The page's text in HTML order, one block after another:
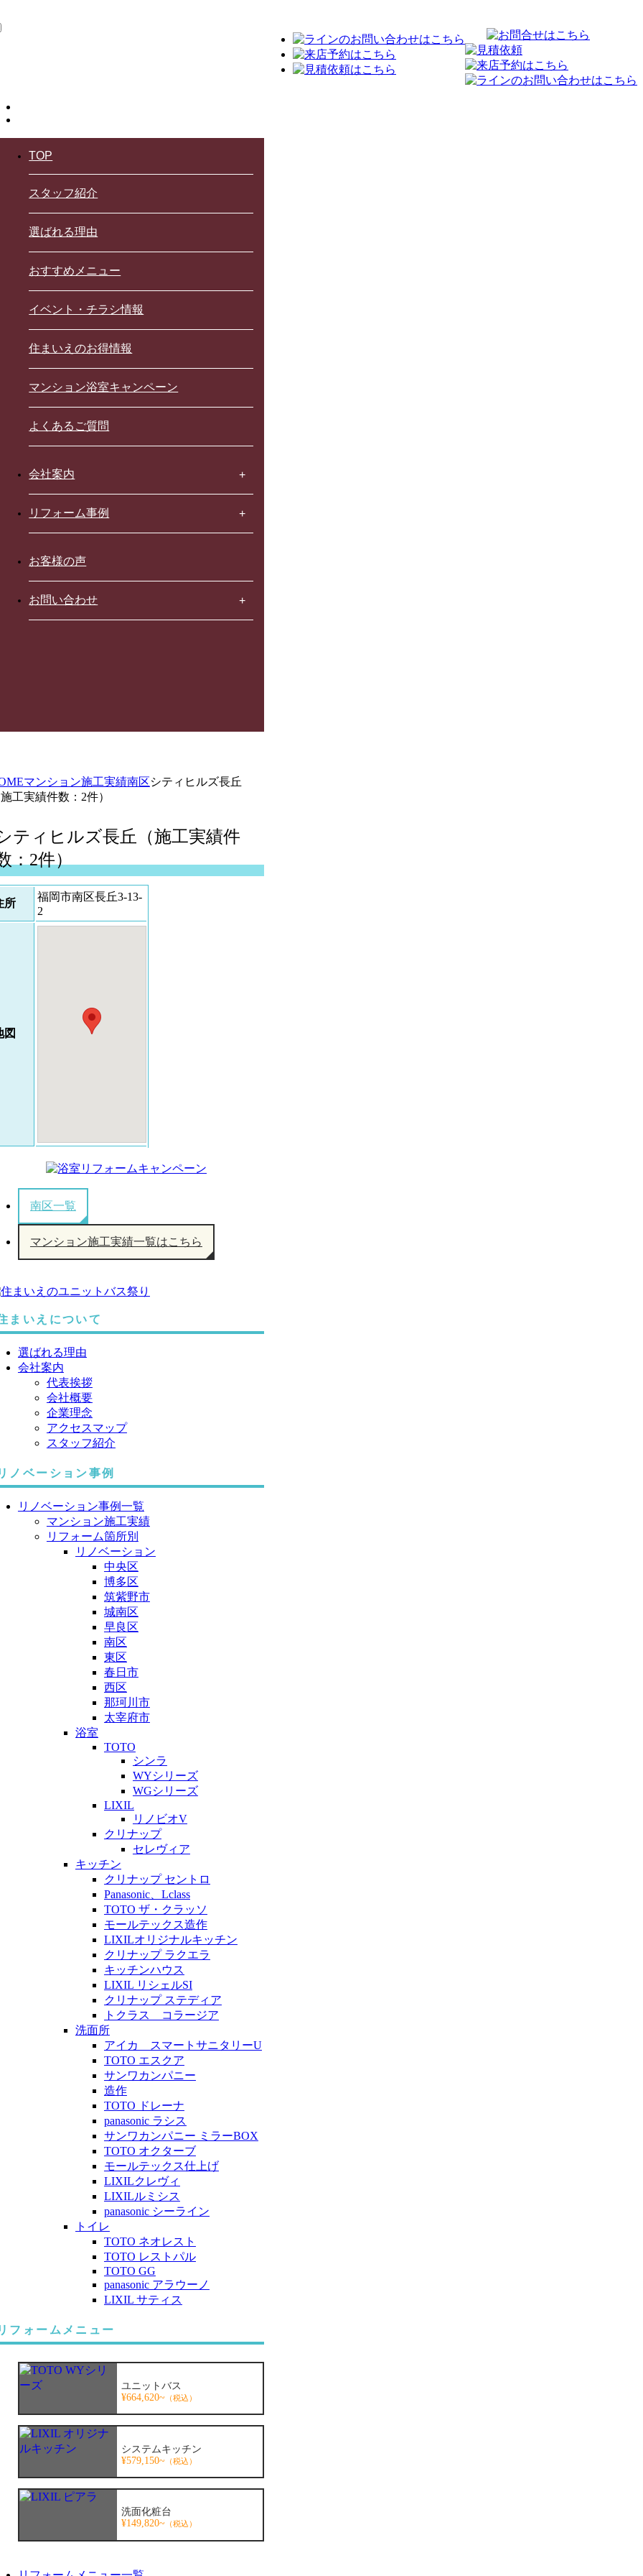
TOP
スタッフ紹介
選ばれる理由
おすすめメニュー
イベント・チラシ情報
住まいえのお得情報
マンション浴室キャンペーン
よくあるご質問
会社案内
リフォーム事例
お客様の声
お問い合わせ
マンション施工実績南区シティヒルズ長丘
工実績件数：2件）
ティヒルズ長丘（施工実績件
：2件）
所
福岡市南区長丘3-13-
2
図
南区一覧
マンション施工実績一覧はこちら
まいえについて
選ばれる理由
会社案内
代表挨拶
会社概要
企業理念
アクセスマップ
スタッフ紹介
ノベーション事例
リノベーション事例一覧
マンション施工実績
リフォーム箇所別
リノベーション
中央区
博多区
筑紫野市
城南区
早良区
南区
東区
春日市
西区
那珂川市
太宰府市
浴室
TOTO
シンラ
WYシリーズ
WGシリーズ
LIXIL
リノビオV
クリナップ
セレヴィア
キッチン
クリナップ セントロ
Panasonic、Lclass
TOTO ザ・クラッソ
モールテックス造作
LIXILオリジナルキッチン
クリナップ ラクエラ
キッチンハウス
LIXIL リシェルSI
クリナップ ステディア
トクラス コラージア
洗面所
アイカ スマートサニタリーU
TOTO エスクア
サンワカンパニー
造作
TOTO ドレーナ
panasonic ラシス
サンワカンパニー ミラーBOX
TOTO オクターブ
モールテックス仕上げ
LIXILクレヴィ
LIXILルミシス
panasonic シーライン
トイレ
TOTO ネオレスト
TOTO レストパル
TOTO GG
panasonic アラウーノ
LIXIL サティス
フォームメニュー
ユニットバス
¥664,620~ （税込）
システムキッチン
¥579,150~ （税込）
洗面化粧台
¥149,820~ （税込）